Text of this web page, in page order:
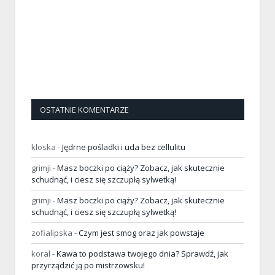
OSTATNIE KOMENTARZE
kloska -Jędrne pośladki i uda bez cellulitu
grimji -Masz boczki po ciąży? Zobacz, jak skutecznie
schudnąć, i ciesz się szczupłą sylwetką!
grimji -Masz boczki po ciąży? Zobacz, jak skutecznie
schudnąć, i ciesz się szczupłą sylwetką!
zofialipska -Czym jest smog oraz jak powstaje
koral -Kawa to podstawa twojego dnia? Sprawdź, jak
przyrządzić ją po mistrzowsku!